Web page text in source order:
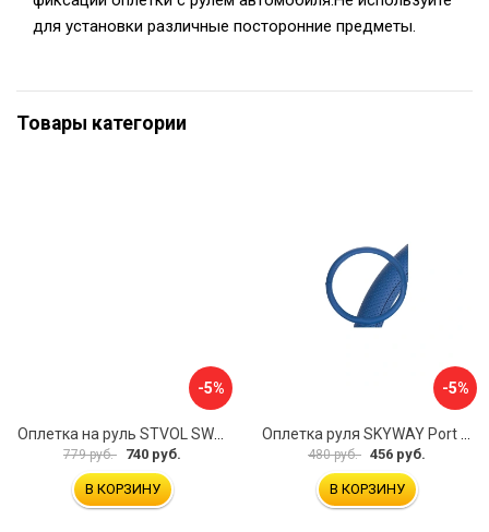
для установки различные посторонние предметы.
Товары категории
-5%
779 руб. 740 руб.
В КОРЗИНУ
-5%
480 руб. 456 руб.
В КОРЗИНУ